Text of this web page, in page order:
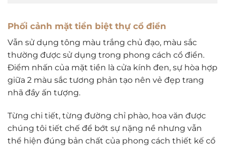
Phối cảnh mặt tiền biệt thự cổ điển
Vẫn sử dụng tông màu trắng chủ đạo, màu sắc
thường được sử dụng trong phong cách cổ điển.
Điểm nhấn của mặt tiền là cửa kính đen, sự hòa hợp
giữa 2 màu sắc tương phản tạo nên vẻ đẹp trang
nhã đầy ấn tượng.
Từng chi tiết, từng đường chỉ phào, hoa văn được
chúng tôi tiết chế để bớt sự nặng nề nhưng vẫn
thể hiện đúng bản chất của phong cách thiết kế cổ